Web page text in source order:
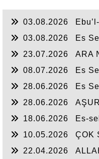
03.08.2026
03.08.2026
Es
23.07.2026
ARA
08.07.2026
Es
28.06.2026
Es
28.06.2026
18.06.2026
Es-
10.05.2026
ÇOK
22.04.2026